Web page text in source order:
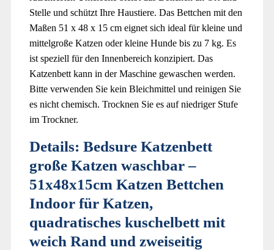
Stelle und schützt Ihre Haustiere. Das Bettchen mit den
Maßen 51 x 48 x 15 cm eignet sich ideal für kleine und
mittelgroße Katzen oder kleine Hunde bis zu 7 kg. Es
ist speziell für den Innenbereich konzipiert. Das
Katzenbett kann in der Maschine gewaschen werden.
Bitte verwenden Sie kein Bleichmittel und reinigen Sie
es nicht chemisch. Trocknen Sie es auf niedriger Stufe
im Trockner.
Details: Bedsure Katzenbett
große Katzen waschbar –
51x48x15cm Katzen Bettchen
Indoor für Katzen,
quadratisches kuschelbett mit
weich Rand und zweiseitig